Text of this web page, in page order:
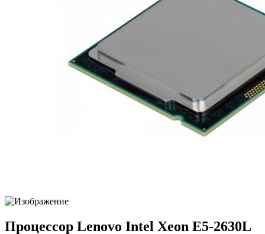
Процессор Lenovo Intel Xeon E5-2630L